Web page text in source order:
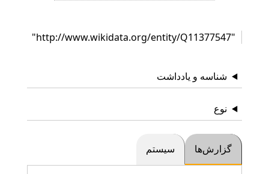
"http://www.wikidata.org/entity/Q11377547"
شناسه و یادداشت
نوع
گزارش‌ها سیستم